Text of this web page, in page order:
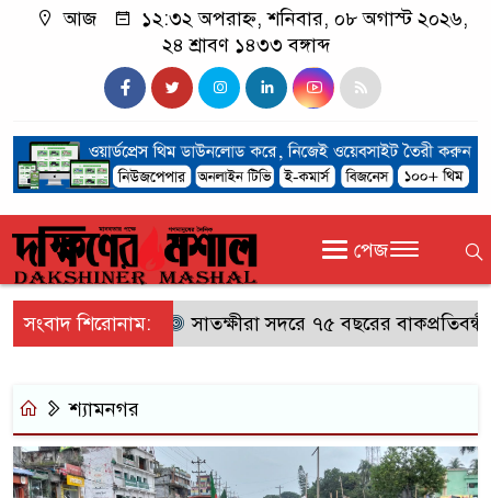
আজ
১২:৩২ অপরাহ্ন, শনিবার, ০৮ অগাস্ট ২০২৬,
২৪ শ্রাবণ ১৪৩৩ বঙ্গাব্দ
পেজ
সংবাদ শিরোনাম: সাতক্ষীরা সদরে ৭৫ বছরের বাকপ্রতিবন্ধী
শ্যামনগর